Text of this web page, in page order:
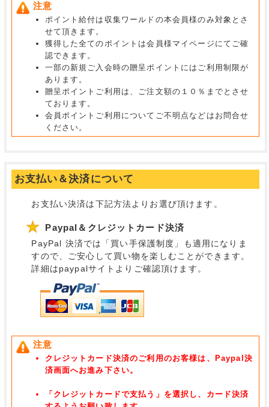
注意
ポイント給付は収集ワールドの本会員様のみ対象とさ
せて頂きます。
獲得した全てのポイントは会員様マイページにてご確
認できます。
一部の新規ご入会時の贈呈ポイントにはご利用制限が
あります。
贈呈ポイントご利用は、ご注文額の１０％までとさせ
ております。
会員ポイントご利用についてご不明点などはお問合せ
ください。
お支払い＆決済について
お支払い決済は下記方法よりお選び頂けます。
Paypal＆クレジットカード決済
PayPal 決済では「買い手保護制度」も適用になりま
すので、ご安心して買い物を楽しむことができます。
詳細はpaypalサイトよりご確認頂けます。
注意
クレジットカード決済のご利用のお客様は、Paypal決
済画面へお進み下さい。
「クレジットカードで支払う」を選択し、カード決済